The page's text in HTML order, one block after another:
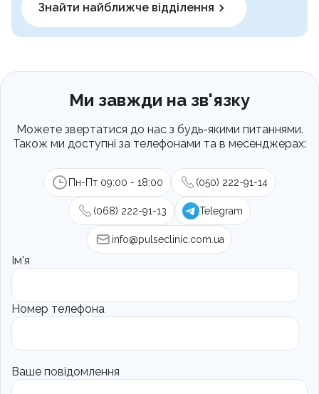
Знайти найближче відділення
Ми завжди на зв'язку
Можете звертатися до нас з будь-якими питаннями.
Також ми доступні за телефонами та в месенджерах:
(050) 222-91-14
(068) 222-91-13
Пн-Пт 09:00 - 18:00
info@pulseclinic.com.ua
Telegram
Ім'я
Номер телефона
Ваше повідомлення